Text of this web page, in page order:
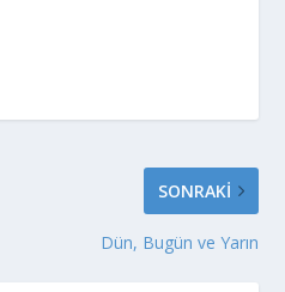
SONRAKI
Dün, Bugün ve Yarın